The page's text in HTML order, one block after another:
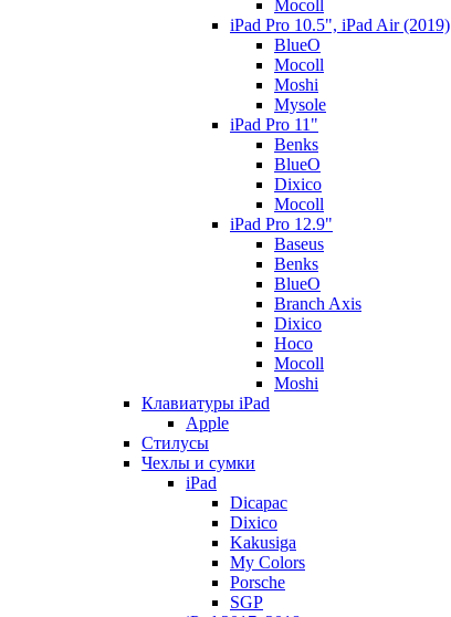
Mocoll
iPad Pro 10.5", iPad Air (2019)
BlueO
Mocoll
Moshi
Mysole
iPad Pro 11"
Benks
BlueO
Dixico
Mocoll
iPad Pro 12.9"
Baseus
Benks
BlueO
Branch Axis
Dixico
Hoco
Mocoll
Moshi
Клавиатуры iPad
Apple
Стилусы
Чехлы и сумки
iPad
Dicapac
Dixico
Kakusiga
My Colors
Porsche
SGP